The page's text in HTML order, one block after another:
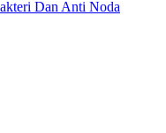
Dan Anti Noda